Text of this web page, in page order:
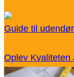
Guide til
Oplev Kvaliteten